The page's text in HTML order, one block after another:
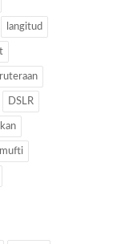
langitud
DSLR
mufti